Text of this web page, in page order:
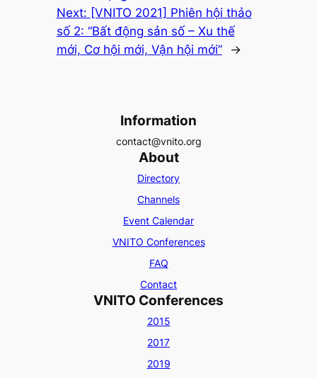
Next: [VNITO 2021] Phiên hội thảo
số 2: “Bất động sản số – Xu thế
mới, Cơ hội mới, Vận hội mới”
→
Information
contact@vnito.org
About
Directory
Channels
Event Calendar
VNITO Conferences
FAQ
Contact
VNITO Conferences
2015
2017
2019